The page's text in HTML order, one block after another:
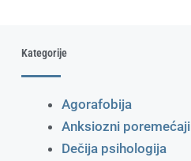
Kategorije
Agorafobija
Anksiozni poremećaji
Dečija psihologija